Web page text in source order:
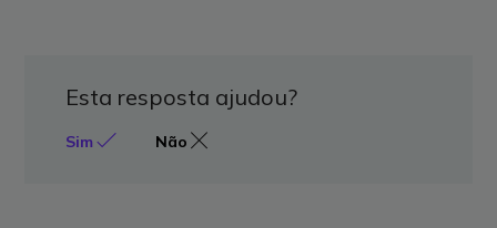
Esta resposta ajudou?
Sim Não